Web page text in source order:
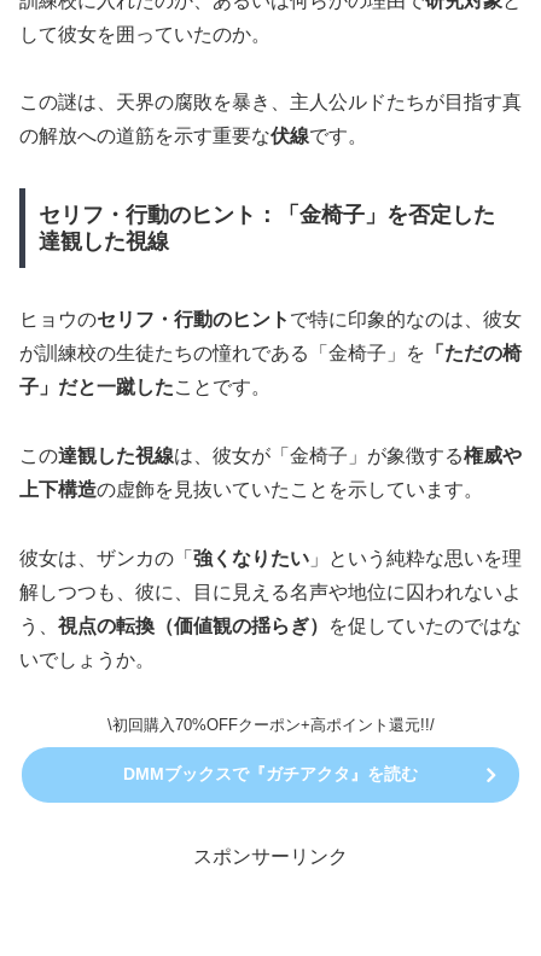
して彼女を囲っていたのか。
この謎は、天界の腐敗を暴き、主人公ルドたちが目指す真
の解放への道筋を示す重要な伏線です。
セリフ・行動のヒント：「金椅子」を否定した
達観した視線
ヒョウのセリフ・行動のヒント で特に印象的なのは、彼女
が訓練校の生徒たちの憧れである「金椅子」を 「ただの椅
子」だと一蹴したことです。
この達観した視線は、彼女が「金椅子」が象徴する権威や
上下構造の虚飾を見抜いていたことを示しています。
彼女は、ザンカの「 強くなりたい 」という純粋な思いを理
解しつつも、彼に、目に見える名声や地位に囚われないよ
う、 視点の転換（価値観の揺らぎ）
を促していたのではな
いでしょうか。
\初回購入70%OFFクーポン+高ポイント還元!!/
DMMブックスで『ガチアクタ』を読む
スポンサーリンク